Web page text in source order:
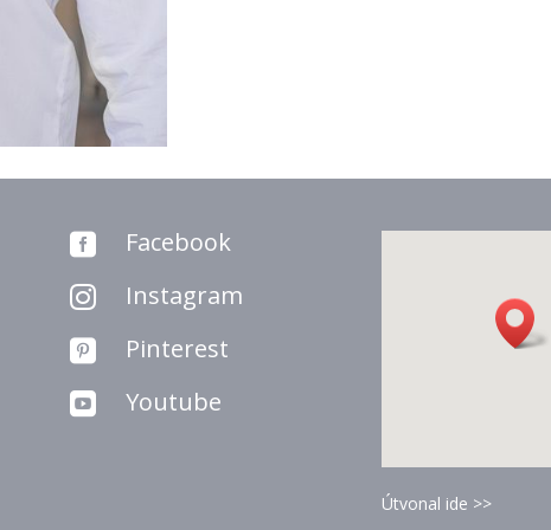
 Facebook
 Instagram
 Pinterest
 Youtube
Útvonal ide >>